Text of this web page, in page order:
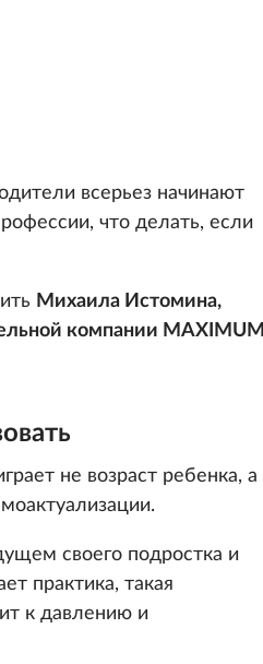
всерьез начинают
что делать, если
Михаила Истомина,
компании MAXIMUM
не возраст ребенка, а
своего подростка и
практика, такая
к давлению и